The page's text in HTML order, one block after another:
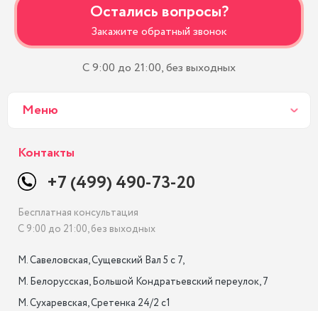
Остались вопросы?
Закажите обратный звонок
С 9:00 до 21:00, без выходных
Меню
Контакты
+7 (499) 490-73-20
Бесплатная консультация
С 9:00 до 21:00, без выходных
М. Савеловская, Сущевский Вал 5 с 7,
М. Белорусская, Большой Кондратьевский переулок, 7
М. Сухаревская, Сретенка 24/2 с1